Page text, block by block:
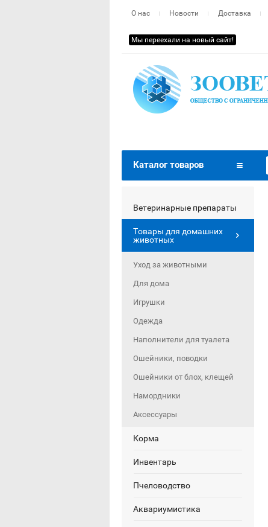
О нас Новости Доставка
Мы переехали на новый сайт!
Каталог товаров
Ветеринарные препараты
Товары для домашних
животных
Уход за животными
Для дома
Игрушки
Одежда
Наполнители для туалета
Ошейники, поводки
Ошейники от блох, клещей
Намордники
Аксессуары
Корма
Инвентарь
Пчеловодство
Аквариумистика